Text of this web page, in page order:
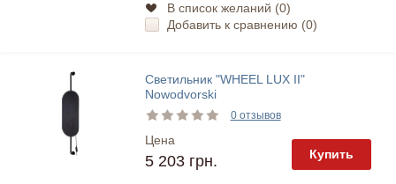
В список желаний (0)
Добавить к сравнению (0)
Светильник "WHEEL LUX II"
Nowodvorski
0 отзывов
Цена
5 203 грн. Купить